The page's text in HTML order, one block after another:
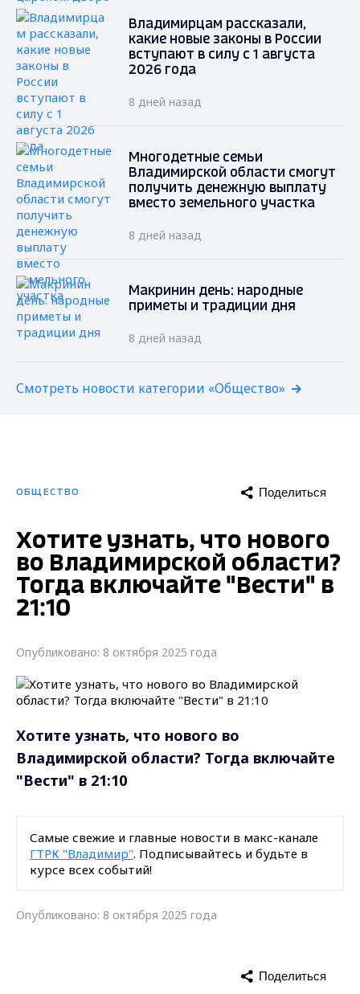
Владимирцам рассказали,
какие новые законы в России
вступают в силу с 1 августа
2026 года
8 дней назад
Многодетные семьи
Владимирской области смогут
получить денежную выплату
вместо земельного участка
8 дней назад
Макринин день: народные
приметы и традиции дня
8 дней назад
Смотреть новости категории «Общество»
ОБЩЕСТВО Поделиться
Хотите узнать, что нового
во Владимирской области?
Тогда включайте "Вести" в
21:10
Опубликовано: 8 октября 2025 года
Хотите узнать, что нового во
Владимирской области? Тогда включайте
"Вести" в 21:10
Самые свежие и главные новости в макс-канале
ГТРК "Владимир". Подписывайтесь и будьте в
курсе всех событий!
Опубликовано: 8 октября 2025 года
Поделиться